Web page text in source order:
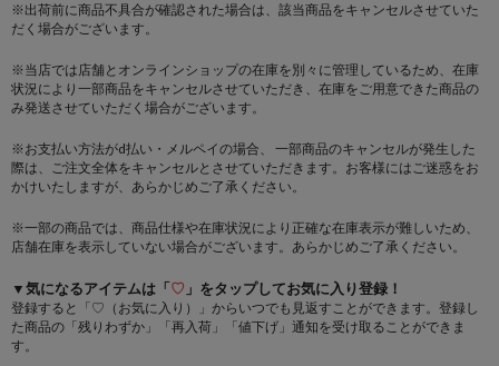
※出荷前に商品不具合が確認された場合は、該当商品をキャンセルさせていた
だく場合がございます。
※当店では店舗とオンラインショップの在庫を別々に管理しているため、在庫
状況により一部商品をキャンセルさせていただき、在庫をご用意できた商品の
み発送させていただく場合がございます。
※お支払い方法がd払い・メルペイの場合、 一部商品のキャンセルが発生した
際は、ご注文全体をキャンセルとさせていただきます。お客様にはご迷惑をお
かけいたしますが、あらかじめご了承ください。
※一部の商品では、商品仕様や在庫状況により正確な在庫表示が難しいため、
店舗在庫を表示していない場合がございます。あらかじめご了承ください。
▼気になるアイテムは「♡ 」をタップしてお気に入り登録！
登録すると「♡（お気に入り）」からいつでも見返すことができます。登録し
た商品の「残りわずか」「再入荷」「値下げ」通知を受け取ることができま
す。